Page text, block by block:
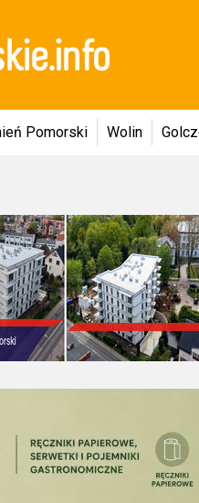
Pomorski Wolin